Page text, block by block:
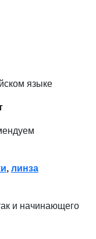
языке
, линза
и начинающего